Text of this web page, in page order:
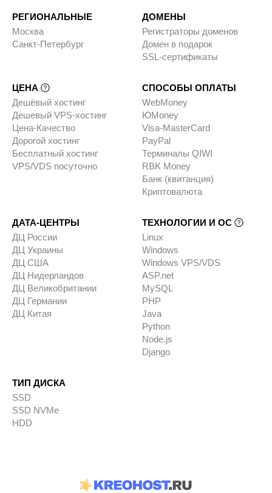
РЕГИОНАЛЬНЫЕ
Москва
Санкт-Петербург
ДОМЕНЫ
Регистраторы доменов
Домен в подарок
SSL-сертификаты
ЦЕНА
Дешёвый хостинг
Дешевый VPS-хостинг
Цена-Качество
Дорогой хостинг
Бесплатный хостинг
VPS/VDS посуточно
СПОСОБЫ ОПЛАТЫ
WebMoney
ЮMoney
Visa-MasterCard
PayPal
Терминалы QIWI
RBK Money
Банк (квитанция)
Криптовалюта
ДАТА-ЦЕНТРЫ
ДЦ России
ДЦ Украины
ДЦ США
ДЦ Нидерландов
ДЦ Великобритании
ДЦ Германии
ДЦ Китая
ТЕХНОЛОГИИ И ОС
Linux
Windows
Windows VPS/VDS
ASP.net
MySQL
PHP
Java
Python
Node.js
Django
ТИП ДИСКА
SSD
SSD NVMe
HDD